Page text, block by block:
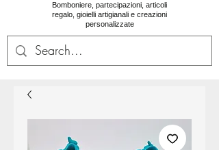
Bomboniere, partecipazioni, articoli
regalo, gioielli artigianali e creazioni
personalizzate